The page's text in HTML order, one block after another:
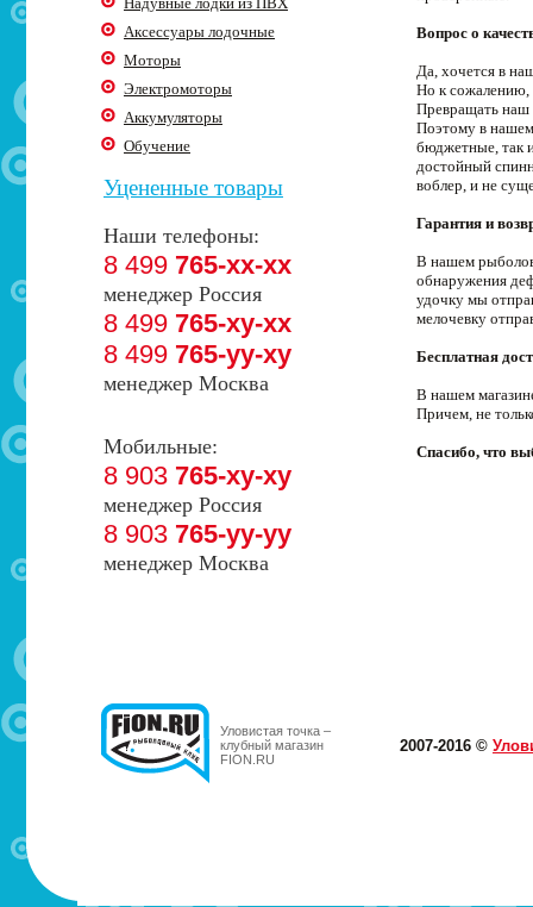
Аксессуары лодочные
Моторы
Электромоторы
Аккумуляторы
Обучение
Уцененные товары
Наши телефоны:
8 499 765-xx-xx
менеджер Россия
8 499 765-xy-xx
8 499 765-yy-xy
менеджер Москва
Мобильные:
8 903 765-xy-xy
менеджер Россия
8 903 765-yy-yy
менеджер Москва
Вопрос о
Да, хочется в
Но к сожалению,
Превращать наш
Поэтому в
бюджетные, так
достойный
воблер, и не
Гарантия и
В нашем
обнаружения
удочку мы
мелочевку
Бесплатная
В нашем
Причем, не
Спасибо, что
Уловистая точка –
клубный магазин
FION.RU
2007-2016 ©